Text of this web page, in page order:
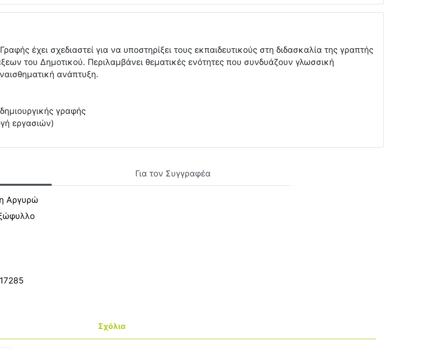
έχει σχεδιαστεί για να υποστηρίξει τους εκπαιδευτικούς στη διδασκαλία της γραπτής
του Δημοτικού. Περιλαμβάνει θεματικές ενότητες που συνδυάζουν γλωσσική
ανάπτυξη.
γραφής
εργασιών)
Για τον Συγγραφέα
Αργυρώ
Σχόλια